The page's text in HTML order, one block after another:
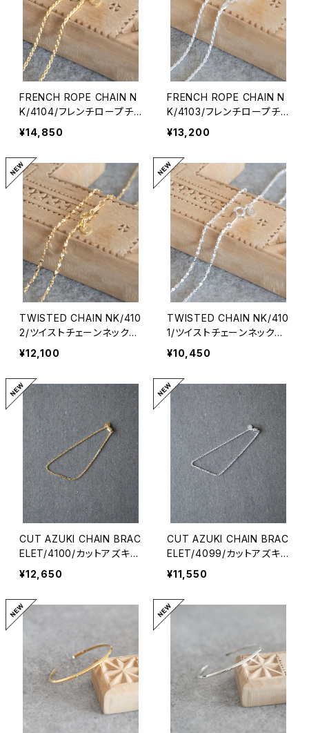
FRENCH ROPE CHAIN N
K/4104/フレンチロープチェ
ーンネックレス
¥14,850
FRENCH ROPE CHAIN N
K/4103/フレンチロープチェ
ーンネックレス
¥13,200
TWISTED CHAIN NK/410
2/ツイストチェーンネックレ
ス
¥12,100
TWISTED CHAIN NK/410
1/ツイストチェーンネックレ
ス
¥10,450
CUT AZUKI CHAIN BRAC
ELET/4100/カットアズキ細
チェーンブレスレット
¥12,650
CUT AZUKI CHAIN BRAC
ELET/4099/カットアズキ
細チェーンブレスレット
¥11,550